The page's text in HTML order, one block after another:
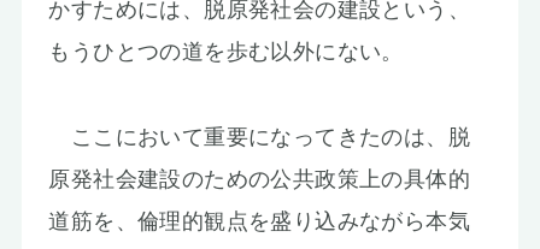
かすためには、脱原発社会の建設という、
もうひとつの道を歩む以外にない。
ここにおいて重要になってきたのは、脱
原発社会建設のための公共政策上の具体的
道筋を、倫理的観点を盛り込みながら本気